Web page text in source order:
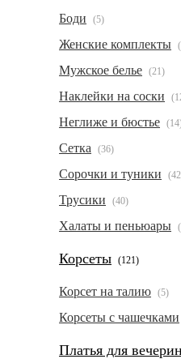
Боди (5)
Женские комплекты
Мужское белье (21)
Наклейки на соски
Неглиже и бюстье
Сетка (36)
Сорочки и туники
Трусики (40)
Халаты и пеньюары
Корсеты (121)
Корсет на талию (5)
Корсеты с чашечками
Платья для